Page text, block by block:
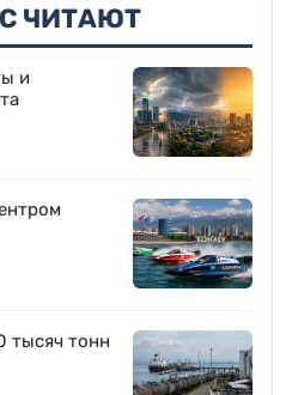
ЧИТАЮТ
и
тысяч тонн